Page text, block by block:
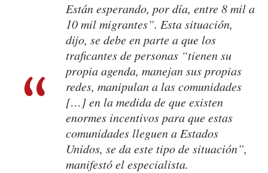
Están esperando, por día, entre 8 mil a
10 mil migrantes”. Esta situación,
dijo, se debe en parte a que los
traficantes de personas “tienen su
propia agenda, manejan sus propias
redes, manipulan a las comunidades
[…] en la medida de que existen
enormes incentivos para que estas
comunidades lleguen a Estados
Unidos, se da este tipo de situación”,
manifestó el especialista.